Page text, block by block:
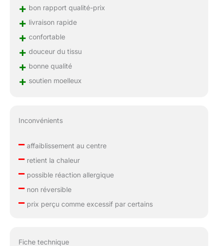
+ bon rapport qualité-prix
+ livraison rapide
+ confortable
+ douceur du tissu
+ bonne qualité
+ soutien moelleux
Inconvénients
–affaiblissement au centre
–retient la chaleur
–possible réaction allergique
–non réversible
–prix perçu comme excessif par certains
Fiche technique